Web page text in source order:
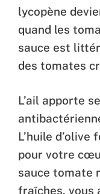
lycopène
quand les
sauce est
des tomates
L’ail apporte
L’huile
pour votre
sauce tomate
fraîches, vous